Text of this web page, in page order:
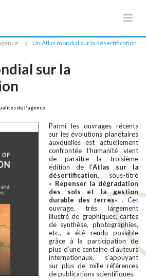
Un Atlas mondial sur la désertification
sur la
de l'agence
Parmi les ouvrages récents
sur les évolutions planétaires
auxquelles est actuellement
confrontée l’humanité vient
de paraître la troisième
édition de l’Atlas sur la
désertification, sous-titré
« Repenser la dégradation
des sols et la gestion
durable des terres« . Cet
ouvrage, très largement
illustré de graphiques, cartes
de synthèse, photographies,
etc., a été rendu possible
grâce à la participation de
plus d’une centaine d’auteurs
internationaux, s’appuyant
sur plus de mille références
de publications scientifiques.